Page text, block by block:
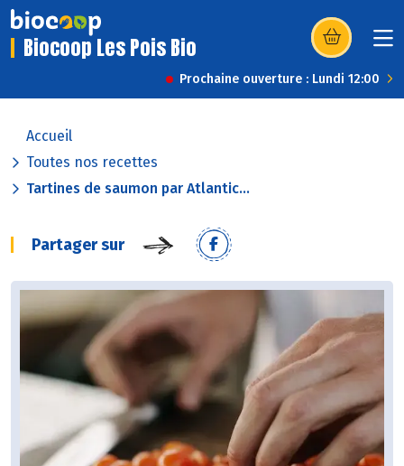
Biocoop Les Pois Bio (s’ouvre dans
Prochaine ouverture : Lundi 12:00
Accueil
Toutes nos recettes
Tartines de saumon par Atlantic...
Partager sur